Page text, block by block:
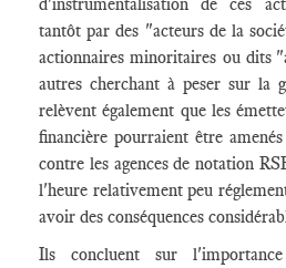
tantôt par des "acteurs de la
actionnaires minoritaires ou dits
autres cherchant à peser sur la
relèvent également que les
financière pourraient être
contre les agences de notation
l'heure relativement peu
avoir des conséquences
Ils concluent sur